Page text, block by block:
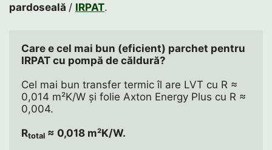
pardoseală / IRPAT.
Care e cel mai bun (eficient) parchet pentru
IRPAT cu pompă de căldură?
Cel mai bun transfer termic îl are LVT cu R ≈
0,014 m²K/W și folie Axton Energy Plus cu R ≈
0,004.
Rtotal ≈ 0,018 m²K/W.